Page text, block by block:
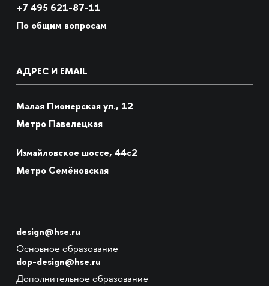
+7 495 621-87-11
По общим вопросам
АДРЕС И EMAIL
Малая Пионерская ул., 12
Метро Павелецкая
Измайловское шоссе, 44с2
Метро Семёновская
design@hse.ru
Основное образование
dop-design@hse.ru
Дополнительное образование